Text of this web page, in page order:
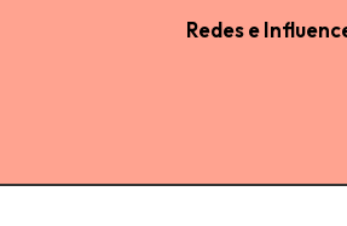
Redes e